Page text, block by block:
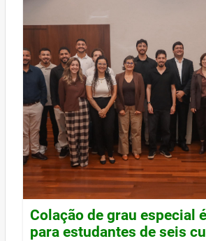
Colação de grau especial
para estudantes de seis